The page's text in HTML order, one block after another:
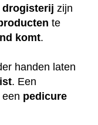
drogisterij zijn
te
komt.
handen laten
. Een
pedicure